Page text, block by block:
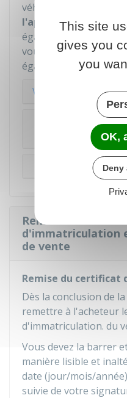
véhicule vous-même
l'application
également passer par
vous donnez votre
également cette
Vous faites la
Vous faites la
pour
Vous passez par
Remettre à
d'immatriculation
de vente
Remise du
Dès la conclusion de
remettre à l'acheteur
d'immatriculation. du
Vous devez la barrer
manière lisible et
date (jour/mois/
suivie de votre
This site
gives you
you
OK,
Deny